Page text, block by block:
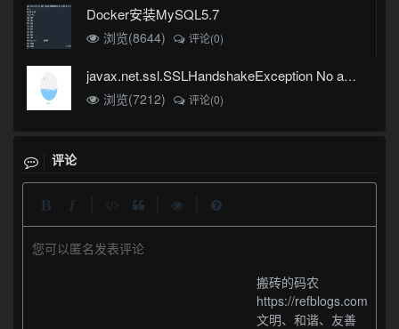
Docker安装MySQL5.7
浏览(8644) 评论(0)
javax.net.ssl.SSLHandshakeException No appropriate protocol (protocol is disabled or cipher suites are inappropriate)错误
浏览(7212)
评论(0)
评论
您可以匿名发表评论
搬砖的码农
https://refblogs.com
文明、和谐、友善